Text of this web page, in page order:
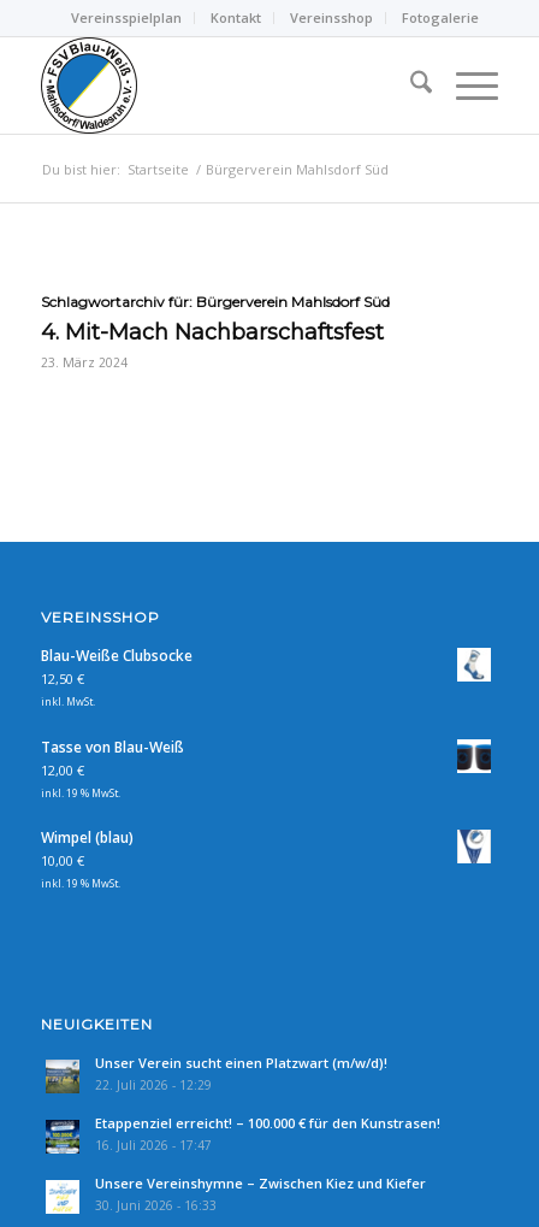
Vereinsspielplan Kontakt Vereinsshop Fotogalerie
Du bist hier: Startseite / Bürgerverein Mahlsdorf Süd
Schlagwortarchiv für: Bürgerverein Mahlsdorf Süd
4. Mit-Mach Nachbarschaftsfest
23. März 2024
VEREINSSHOP
Blau-Weiße Clubsocke
12,50 €
inkl. MwSt.
Tasse von Blau-Weiß
12,00 €
inkl. 19 % MwSt.
Wimpel (blau)
10,00 €
inkl. 19 % MwSt.
NEUIGKEITEN
Unser Verein sucht einen Platzwart (m/w/d)!
22. Juli 2026 - 12:29
Etappenziel erreicht! – 100.000 € für den Kunstrasen!
16. Juli 2026 - 17:47
Unsere Vereinshymne – Zwischen Kiez und Kiefer
30. Juni 2026 - 16:33